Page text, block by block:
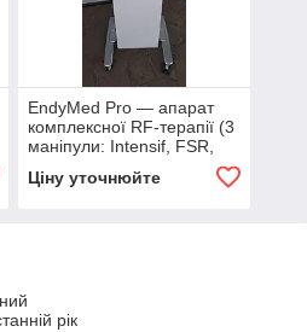
EndyMed Pro — апарат
комплексної RF-терапії (3
маніпули: Intensif, FSR,
Ціну уточнюйте
рік